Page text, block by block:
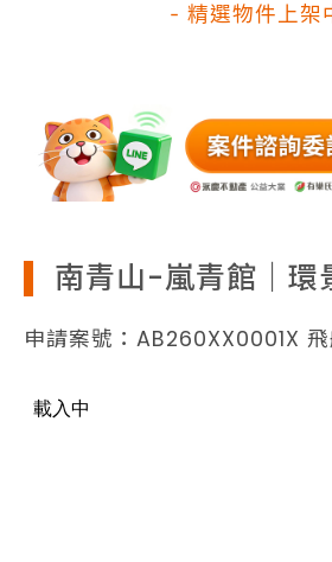
- 精選物件上架
南青山-嵐青館｜環
申請案號：AB260XX0001X